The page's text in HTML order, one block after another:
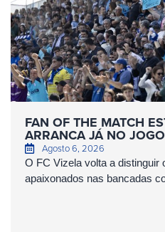
FAN OF THE MATCH
ARRANCA JÁ NO
Agosto 6, 2026
O FC Vizela volta a distinguir
apaixonados nas bancadas